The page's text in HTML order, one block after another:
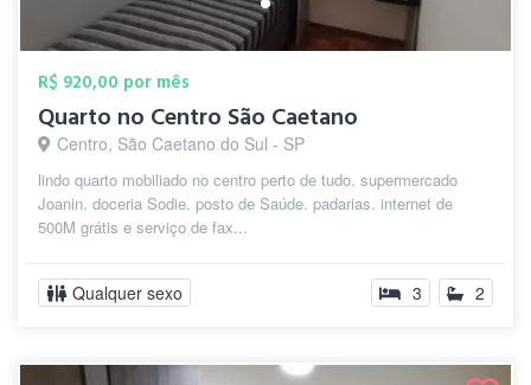
R$ 920,00 por mês
Quarto no Centro São Caetano
Centro, São Caetano do Sul - SP
lindo quarto mobiliado no centro perto de tudo. supermercado
Joanin. doceria Sodie. posto de Saúde. padarias. internet de
500M grátis e serviço de fax...
Qualquer sexo 3 2